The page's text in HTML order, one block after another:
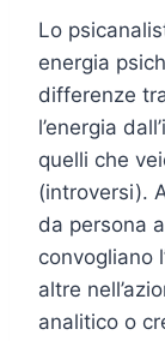
Lo
energia
differenze
l’energia
quelli che
(introversi).
da persona
convogliano
altre
analitico o